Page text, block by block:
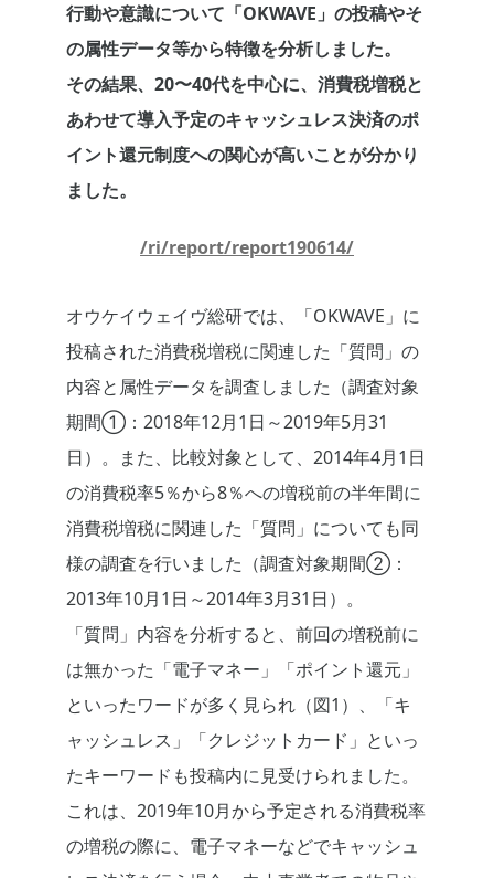
行動や意識について「OKWAVE」の投稿やそ
の属性データ等から特徴を分析しました。
その結果、20〜40代を中心に、消費税増税と
あわせて導入予定のキャッシュレス決済のポ
イント還元制度への関心が高いことが分かり
ました。
/ri/report/report190614/
オウケイウェイヴ総研では、「OKWAVE」に
投稿された消費税増税に関連した「質問」の
内容と属性データを調査しました（調査対象
期間①：2018年12月1日～2019年5月31
日）。また、比較対象として、2014年4月1日
の消費税率5％から8％への増税前の半年間に
消費税増税に関連した「質問」についても同
様の調査を行いました（調査対象期間②：
2013年10月1日～2014年3月31日）。
「質問」内容を分析すると、前回の増税前に
は無かった「電子マネー」「ポイント還元」
といったワードが多く見られ（図1）、「キ
ャッシュレス」「クレジットカード」といっ
たキーワードも投稿内に見受けられました。
これは、2019年10月から予定される消費税率
の増税の際に、電子マネーなどでキャッシュ